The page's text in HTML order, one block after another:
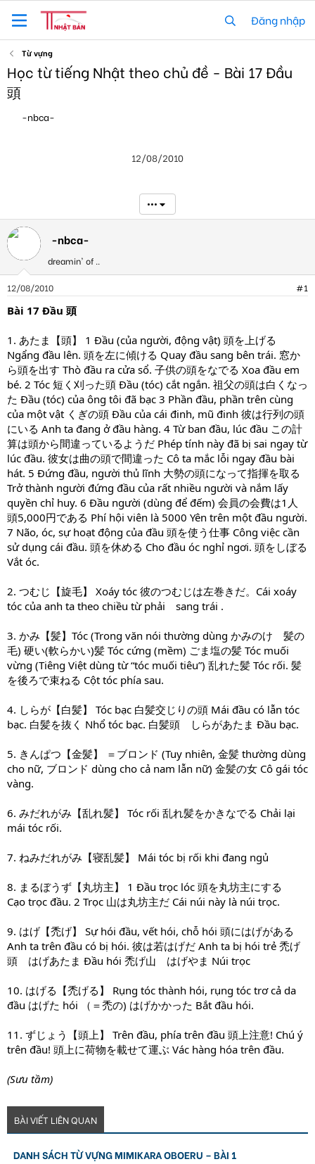
Đăng nhập
Từ vựng
Học từ tiếng Nhật theo chủ đề - Bài 17 Đầu
頭
h
r
t
r
-nbca-
12/08/2010
•••
-nbca-
dreamin' of ..
12/08/2010 #1
Bài 17 Đầu 頭
1. あたま【頭】 1 Đầu (của người, động vật) 頭を上げる
Ngẩng đầu lên. 頭を左に傾ける Quay đầu sang bên trái. 窓か
ら頭を出す Thò đầu ra cửa sổ. 子供の頭をなでる Xoa đầu em
bé. 2 Tóc 短く刈った頭 Đầu (tóc) cắt ngắn. 祖父の頭は白くなっ
た Đầu (tóc) của ông tôi đã bạc 3 Phần đầu, phần trên cùng
của một vật くぎの頭 Đầu của cái đinh, mũ đinh 彼は行列の頭
にいる Anh ta đang ở đầu hàng. 4 Từ ban đầu, lúc đầu この計
算は頭から間違っているようだ Phép tính này đã bị sai ngay từ
lúc đầu. 彼女は曲の頭で間違った Cô ta mắc lỗi ngay đầu bài
hát. 5 Đứng đầu, người thủ lĩnh 大勢の頭になって指揮を取る
Trở thành người đứng đầu của rất nhiều người và nắm lấy
quyền chỉ huy. 6 Đầu người (dùng để đếm) 会員の会費は1人
頭5,000円である Phí hội viên là 5000 Yên trên một đầu người.
7 Não, óc, sự hoạt động của đầu 頭を使う仕事 Công việc cần
sử dụng cái đầu. 頭を休める Cho đầu óc nghỉ ngơi. 頭をしぼる
Vắt óc.
2. つむじ【旋毛】 Xoáy tóc 彼のつむじは左巻きだ。Cái xoáy
tóc của anh ta theo chiều từ phải sang trái .
3. かみ【髪】Tóc (Trong văn nói thường dùng かみのけ 髪の
毛) 硬い(軟らかい)髪 Tóc cứng (mềm) ごま塩の髪 Tóc muối
vừng (Tiêng Việt dùng từ “tóc muối tiêu”) 乱れた髪 Tóc rối. 髪
を後ろで束ねる Cột tóc phía sau.
4. しらが【白髪】 Tóc bạc 白髪交じりの頭 Mái đầu có lẫn tóc
bạc. 白髪を抜く Nhổ tóc bạc. 白髪頭 しらがあたま Đầu bạc.
5. きんぱつ【金髪】 ＝ブロンド (Tuy nhiên, 金髪 thường dùng
cho nữ, ブロンド dùng cho cả nam lẫn nữ) 金髪の女 Cô gái tóc
vàng.
6. みだれがみ【乱れ髪】 Tóc rối 乱れ髪をかきなでる Chải lại
mái tóc rối.
7. ねみだれがみ【寝乱髪】 Mái tóc bị rối khi đang ngủ
8. まるぼうず【丸坊主】 1 Đầu trọc lóc 頭を丸坊主にする
Cạo trọc đầu. 2 Trọc 山は丸坊主だ Cái núi này là núi trọc.
9. はげ【禿げ】 Sự hói đầu, vết hói, chỗ hói 頭にはげがある
Anh ta trên đầu có bị hói. 彼は若はげだ Anh ta bị hói trẻ 禿げ
頭 はげあたま Đầu hói 禿げ山 はげやま Núi trọc
10. はげる【禿げる】 Rụng tóc thành hói, rụng tóc trơ cả da
đầu はげた hói （＝禿の) はげかかった Bắt đầu hói.
11. ずじょう【頭上】 Trên đầu, phía trên đầu 頭上注意! Chú ý
trên đầu! 頭上に荷物を載せて運ぶ Vác hàng hóa trên đầu.
(Sưu tầm)
BÀI VIẾT LIÊN QUAN
DANH SÁCH TỪ VỰNG MIMIKARA OBOERU – BÀI 1